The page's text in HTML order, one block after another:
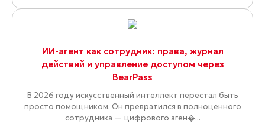
ИИ-агент как сотрудник: права, журнал
действий и управление доступом через
BearPass
В 2026 году искусственный интеллект перестал быть
просто помощником. Он превратился в полноценного
сотрудника — цифрового аген�...